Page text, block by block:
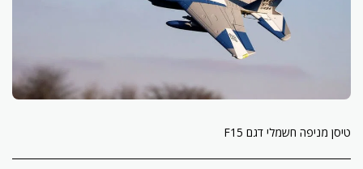
טיסן מניפה חשמלי דגם F15